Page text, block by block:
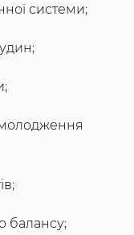
системи;
балансу;